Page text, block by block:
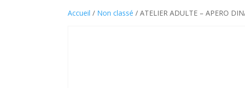
Accueil / Non classé / ATELIER ADULTE – APERO